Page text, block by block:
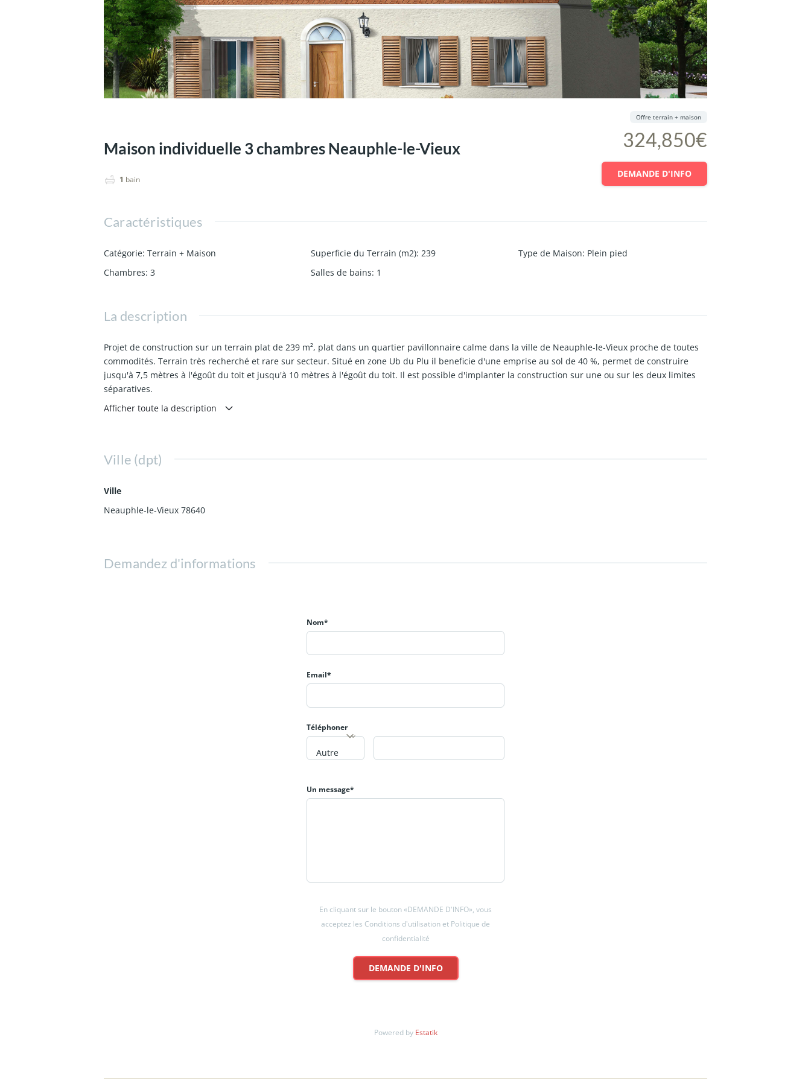
Maison individuelle 3 chambres Neauphle-le-Vieux
1 bain
324,850€
Offre terrain + maison
DEMANDE D'INFO
Caractéristiques
Catégorie: Terrain + Maison Superficie du Terrain (m2): 239 Type de Maison: Plein pied
Chambres: 3 Salles de bains: 1
La description
Projet de construction sur un terrain plat de 239 m², plat dans un quartier pavillonnaire calme dans la ville de Neauphle-le-Vieux proche de toutes
commodités. Terrain très recherché et rare sur secteur. Situé en zone Ub du Plu il beneficie d'une emprise au sol de 40 %, permet de construire
jusqu'à 7,5 mètres à l'égoût du toit et jusqu'à 10 mètres à l'égoût du toit. Il est possible d'implanter la construction sur une ou sur les deux limites
séparatives.
Prenez contact avec nous dès maintenant pour vous renseigner sur nos méthodes de travail auprès de nos conseillés.
Offre à partir de 324 850,00 €
Afficher toute la description
Ville (dpt)
Ville
Neauphle-le-Vieux 78640
Demandez d'informations
Nom*
Email*
Téléphoner
Autre
Un message*
En cliquant sur le bouton «DEMANDE D'INFO», vous
acceptez les Conditions d'utilisation et Politique de
confidentialité
DEMANDE D'INFO
Powered by Estatik